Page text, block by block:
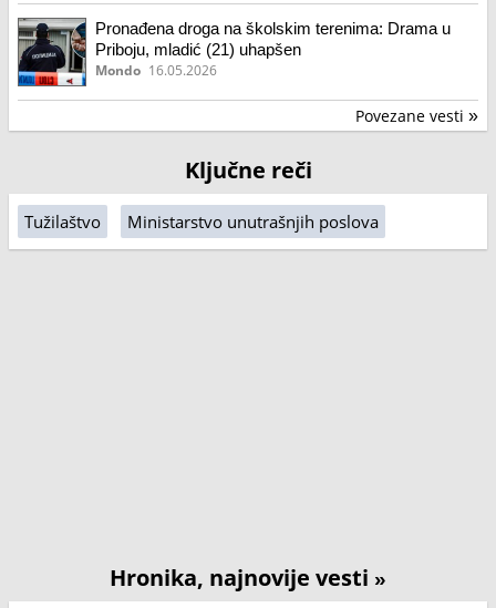
Pronađena droga na školskim terenima: Drama u
Priboju, mladić (21) uhapšen
Mondo 16.05.2026
Povezane vesti »
Ključne reči
Tužilaštvo Ministarstvo unutrašnjih poslova
Hronika, najnovije vesti »